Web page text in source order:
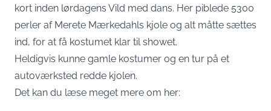
kort inden lørdagens Vild med dans. Her piblede 5300
perler af Merete Mærkedahls kjole og alt måtte sættes
ind, for at få kostumet klar til showet.
Heldigvis kunne gamle kostumer og en tur på et
autoværksted redde kjolen.
Det kan du læse meget mere om her: